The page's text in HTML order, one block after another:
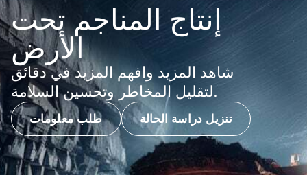
إنتاج المناجم تحت
الأرض
شاهد المزيد وافهم المزيد في دقائق
لتقليل المخاطر وتحسين السلامة.
طلب معلومات تنزيل دراسة الحالة